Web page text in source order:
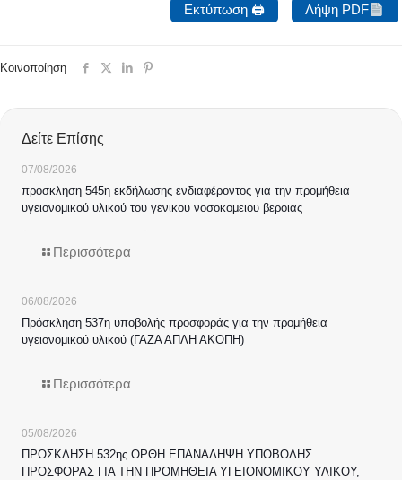
Εκτύπωση 🖨
Λήψη PDF
Κοινοποίηση
Δείτε Επίσης
07/08/2026
προσκληση 545η εκδήλωσης ενδιαφέροντος για την προμήθεια
υγειονομικού υλικού του γενικου νοσοκομειου βεροιας
Περισσότερα
06/08/2026
Πρόσκληση 537η υποβολής προσφοράς για την προμήθεια
υγειονομικού υλικού (ΓΑΖΑ ΑΠΛΗ ΑΚΟΠΗ)
Περισσότερα
05/08/2026
ΠΡΟΣΚΛΗΣΗ 532ης ΟΡΘΗ ΕΠΑΝΑΛΗΨΗ ΥΠΟΒΟΛΗΣ
ΠΡΟΣΦΟΡΑΣ ΓΙΑ ΤΗΝ ΠΡΟΜΗΘΕΙΑ ΥΓΕΙΟΝΟΜΙΚΟΥ ΥΛΙΚΟΥ,